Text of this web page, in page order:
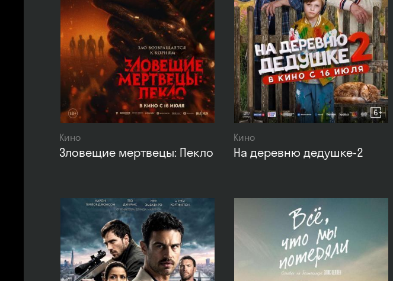
Кино
Зловещие мертвецы: Пекло
Кино
На деревню дедушке-2